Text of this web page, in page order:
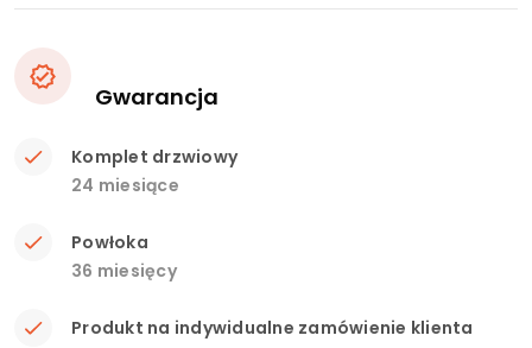
Gwarancja
Komplet drzwiowy
24 miesiące
Powłoka
36 miesięcy
Produkt na indywidualne zamówienie klienta